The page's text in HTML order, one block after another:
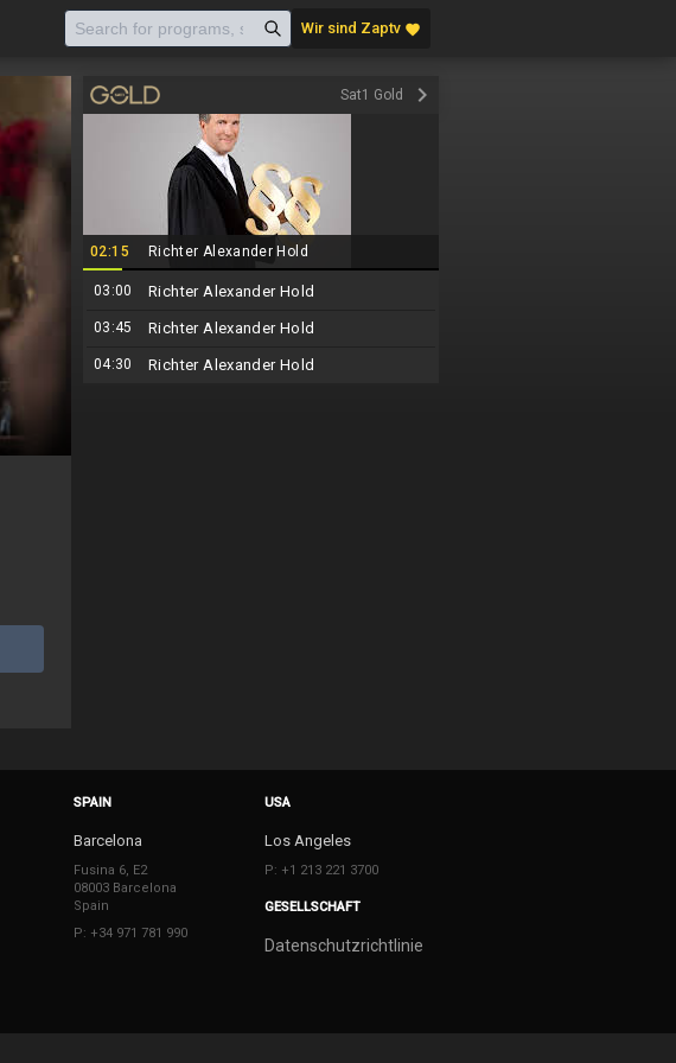
Wir sind Zaptv favorite
Sat1 Gold keyboard_arrow_right
02:15 Richter Alexander Hold
03:00 Richter Alexander Hold
03:45 Richter Alexander Hold
04:30 Richter Alexander Hold
SPAIN
Barcelona
Fusina 6, E2
08003 Barcelona
Spain
P: +34 971 781 990
USA
Los Angeles
P: +1 213 221 3700
GESELLSCHAFT
Datenschutzrichtlinie